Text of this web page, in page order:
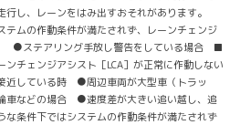
行し、レーンをはみ出すおそれがあります。
ムの作動条件が満たされず、レーンチェンジ
●ステアリング手放し警告をしている場合 ■
チェンジアシスト［LCA］が正常に作動しない
している時 ●周辺車両が大型車（トラッ
車などの場合 ●速度差が大きい追い越し、追
条件下ではシステムの作動条件が満たされず